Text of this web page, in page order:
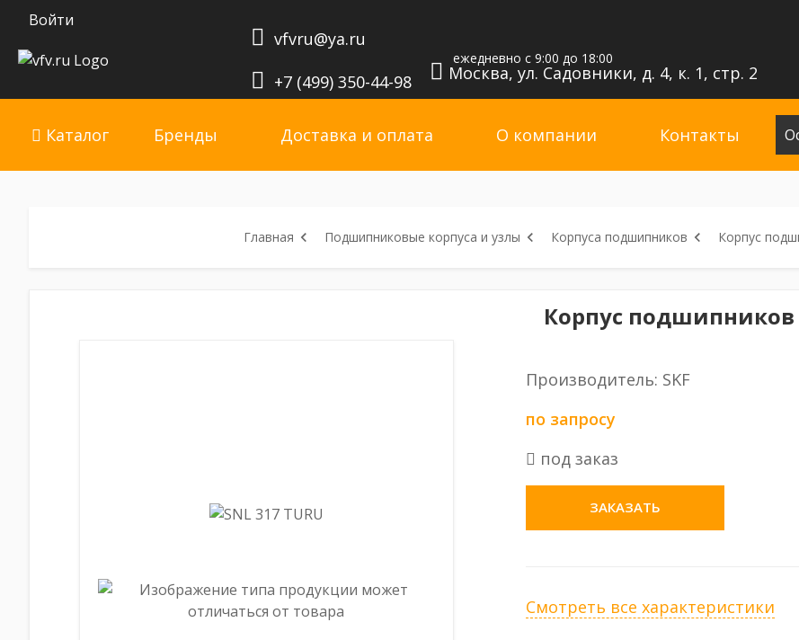
Войти
vfvru@ya.ru
+7 (499) 350-44-98
ежедневно с 9:00 до 18:00
Москва, ул. Садовники, д. 4, к. 1, стр. 2
Каталог Бренды Доставка и оплата О компании Контакты
Главная Подшипниковые корпуса и узлы Корпуса подшипников Корпус
Корпус подшипников
Производитель: SKF
по запросу
под заказ
ЗАКАЗАТЬ
Смотреть все характеристики